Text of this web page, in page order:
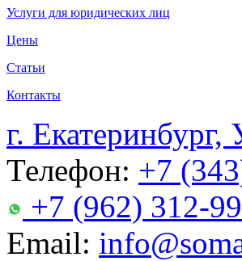
Услуги для юридических лиц
Цены
Статьи
Контакты
г.
Телефон: +7
+7 (962) 312-
Email: